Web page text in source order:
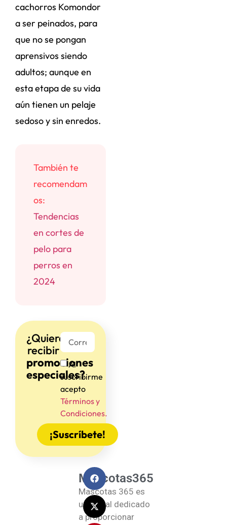
cachorros Komondor
a ser peinados, para
que no se pongan
aprensivos siendo
adultos; aunque en
esta etapa de su vida
aún tienen un pelaje
sedoso y sin enredos.
También te
recomendam
os:
Tendencias
en cortes de
pelo para
perros en
2024
¿Quieres
recibir
promociones
especiales?
Al
suscribirme
acepto
Términos y
Condiciones.
¡Suscríbete!
Mascotas365
Mascotas 365 es
un portal dedicado
a proporcionar